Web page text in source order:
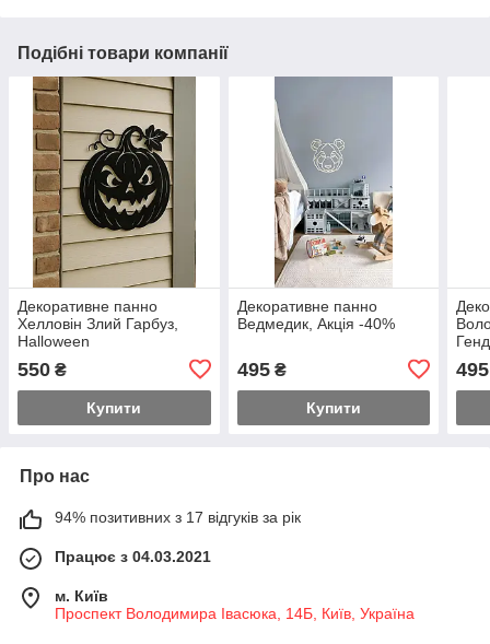
Подібні товари компанії
Декоративне панно
Хелловін Злий Гарбуз,
Halloween
550 ₴
Купити
Декоративне панно
Ведмедик, Акція -40%
495₴
Купити
495
Про нас
94% позитивних з 17 відгуків за рік
Працює з 04.03.2021
м. Київ
Проспект Володимира Івасюка, 14Б, Київ, Україна